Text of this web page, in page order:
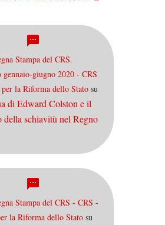
Stampa del CRS.
giugno 2020 - CRS
la Riforma dello Stato su
di Edward Colston e il
della schiavitù nel Regno
Stampa del CRS - CRS -
la Riforma dello Stato su